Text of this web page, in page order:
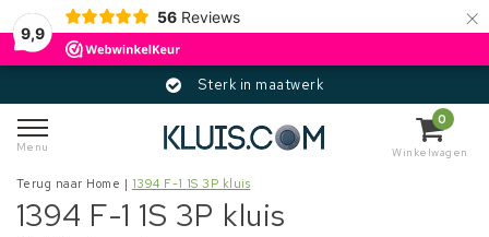
9,9
56 Reviews ×
Sterk in maatwerk
Menu
0
Winkelwagen
Terug naar Home | 1394 F-1 1S 3P kluis
1394 F-1 1S 3P kluis